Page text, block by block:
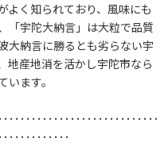
よく知られており、風味にも
「宇陀大納言」は大粒で品質
大納言に勝るとも劣らない宇
地産地消を活かし宇陀市なら
ます。
･･･････････････････････････
･･･････････